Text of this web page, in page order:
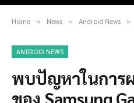
Home » News » Android News »
ANDROID NEWS
พบปัญหาในการ
ของ Samsung